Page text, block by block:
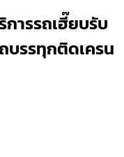
ารรถเฮี๊ยบรับ
ถบรรทุกติดเครน